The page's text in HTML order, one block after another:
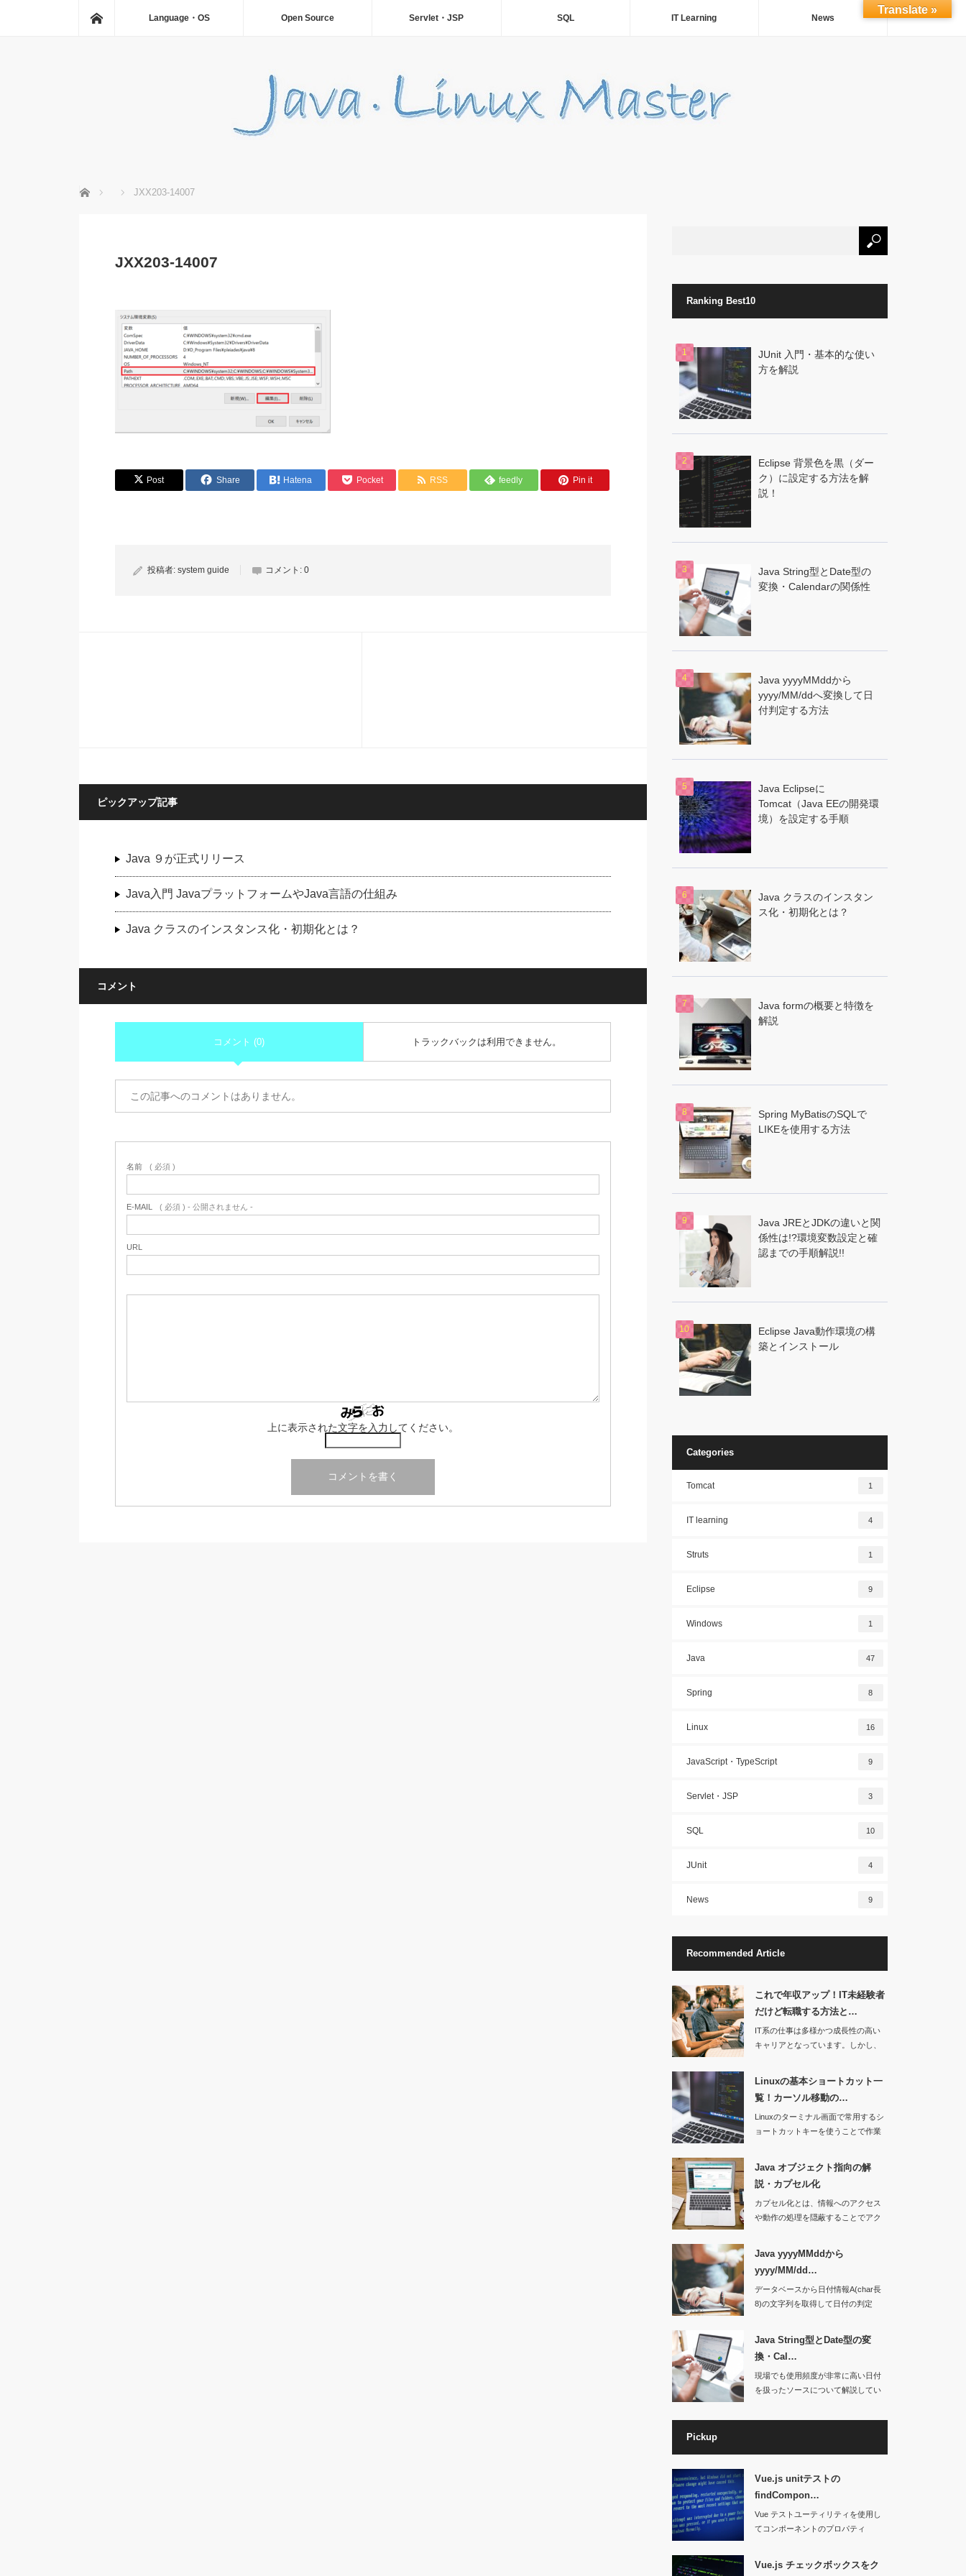
Language・OS Open Source Servlet・JSP SQL IT Learning News
ホーム JXX203-14007
JXX203-14007
Post Share Hatena Pocket RSS feedly Pin it
投稿者: system guide コメント: 0
ピックアップ記事
Java ９が正式リリース
Java入門 JavaプラットフォームやJava言語の仕組み
Java クラスのインスタンス化・初期化とは？
コメント
コメント (0) トラックバックは利用できません。
この記事へのコメントはありません。
名前 ( 必須 )
E-MAIL ( 必須 ) - 公開されません -
URL
上に表示された文字を入力してください。
Ranking Best10
JUnit 入門・基本的な使い
方を解説
Eclipse 背景色を黒（ダー
ク）に設定する方法を解
説！
Java String型とDate型の
変換・Calendarの関係性
Java yyyyMMddから
yyyy/MM/ddへ変換して日
付判定する方法
Java Eclipseに
Tomcat（Java EEの開発環
境）を設定する手順
Java クラスのインスタン
ス化・初期化とは？
Java formの概要と特徴を
解説
Spring MyBatisのSQLで
LIKEを使用する方法
Java JREとJDKの違いと関
係性は!?環境変数設定と確
認までの手順解説!!
Eclipse Java動作環境の構
築とインストール
Categories
Tomcat 1
IT learning 4
Struts 1
Eclipse 9
Windows 1
Java 47
Spring 8
Linux 16
JavaScript・TypeScript 9
Servlet・JSP 3
SQL 10
JUnit 4
News 9
Recommended Article
これで年収アップ！IT未経験者
だけど転職する方法と…
IT系の仕事は多様かつ成長性の高い
キャリアとなっています。しかし、
Linuxの基本ショートカット一
覧！カーソル移動の…
Linuxのターミナル画面で常用するシ
ョートカットキーを使うことで作業
Java オブジェクト指向の解
説・カプセル化
カプセル化とは、情報へのアクセス
や動作の処理を隠蔽することでアク
Java yyyyMMddから
yyyy/MM/dd…
データベースから日付情報A(char長
8)の文字列を取得して日付の判定
Java String型とDate型の変
換・Cal…
現場でも使用頻度が非常に高い日付
を扱ったソースについて解説してい
Pickup
Vue.js unitテストの
findCompon…
Vue テストユーティリティを使用し
てコンポーネントのプロパティ
Vue.js チェックボックスをク
Translate »